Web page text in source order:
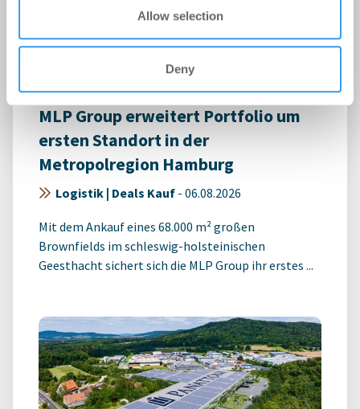
Allow selection
Deny
MLP Group erweitert Portfolio um
ersten Standort in der
Metropolregion Hamburg
Logistik | Deals Kauf - 06.08.2026
Mit dem Ankauf eines 68.000 m² großen
Brownfields im schleswig-holsteinischen
Geesthacht sichert sich die MLP Group ihr erstes ...